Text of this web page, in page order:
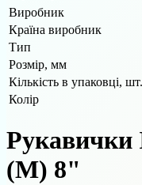
Виробник
Країна виробник
Тип
Розмір, мм
Кількість в упаковці, шт.
Колір
Рукавички
(M) 8"